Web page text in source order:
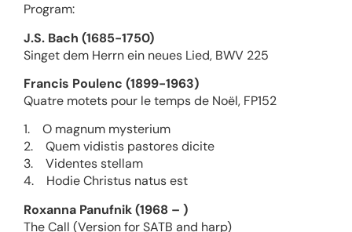
Program:
J.S. Bach (1685-1750)
Singet dem Herrn ein neues Lied, BWV 225
Francis Poulenc (1899-1963)
Quatre motets pour le temps de Noël, FP152
1. O magnum mysterium
2. Quem vidistis pastores dicite
3. Videntes stellam
4. Hodie Christus natus est
Roxanna Panufnik (1968 – )
The Call (Version for SATB and harp)